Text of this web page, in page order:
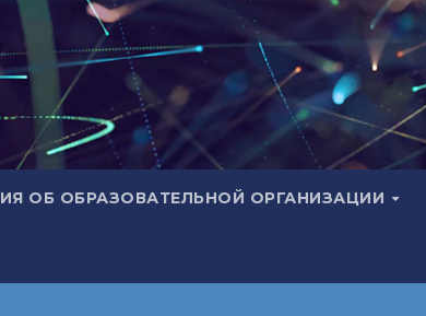
ОБ ОБРАЗОВАТЕЛЬНОЙ ОРГАНИЗАЦИИ